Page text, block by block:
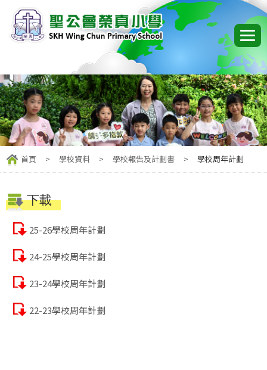
首頁 > 學校資料 > 學校報告及計劃書 > 學校周年計劃
下載
25-26學校周年計劃
24-25學校周年計劃
23-24學校周年計劃
22-23學校周年計劃